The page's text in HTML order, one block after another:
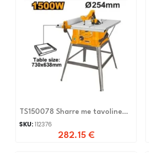
TS150078 Sharre me tavoline
1500W 254mm
SKU:112376
282.15 €